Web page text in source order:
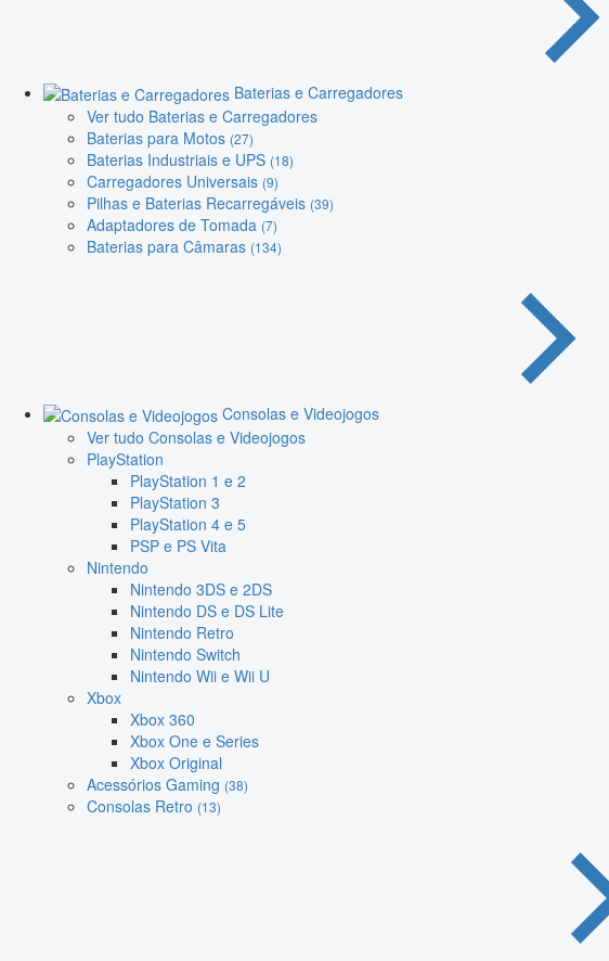
Baterias e Carregadores
Ver tudo Baterias e Carregadores
Baterias para Motos (27)
Baterias Industriais e UPS (18)
Carregadores Universais (9)
Pilhas e Baterias Recarregáveis (39)
Adaptadores de Tomada (7)
Baterias para Câmaras (134)
Consolas e Videojogos
Ver tudo Consolas e Videojogos
PlayStation
PlayStation 1 e 2
PlayStation 3
PlayStation 4 e 5
PSP e PS Vita
Nintendo
Nintendo 3DS e 2DS
Nintendo DS e DS Lite
Nintendo Retro
Nintendo Switch
Nintendo Wii e Wii U
Xbox
Xbox 360
Xbox One e Series
Xbox Original
Acessórios Gaming (38)
Consolas Retro (13)